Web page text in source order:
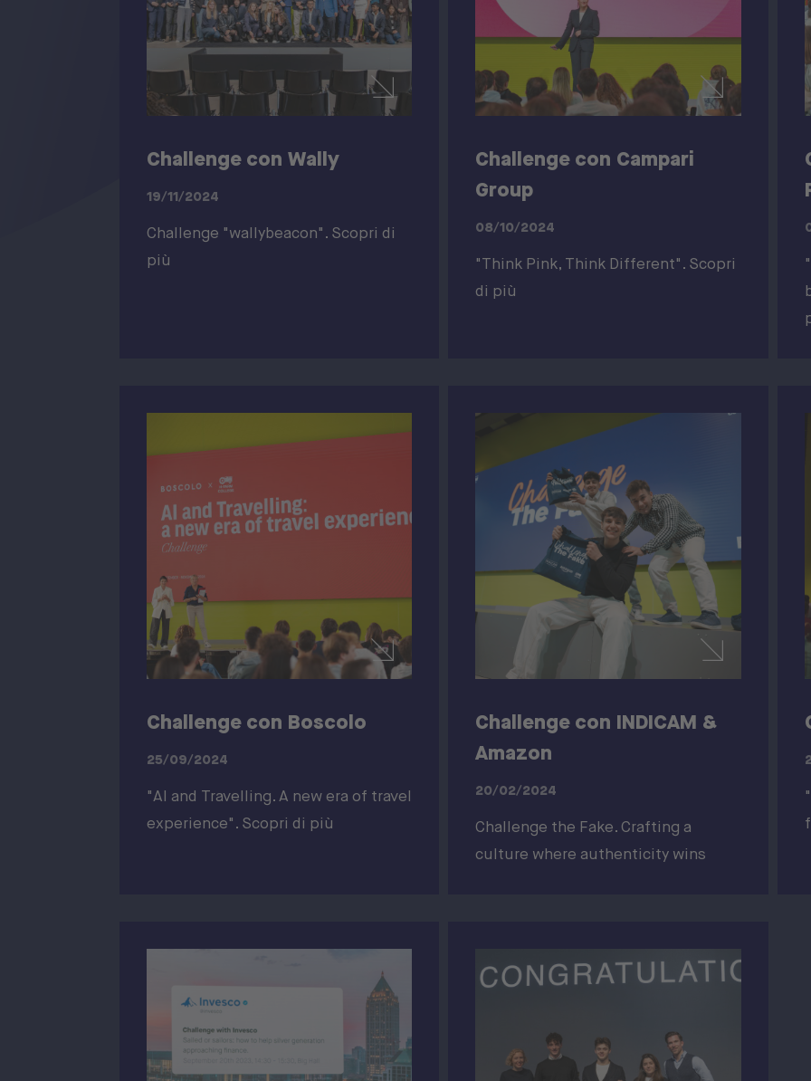
Challenge con Wally
19/11/2024
Challenge "wallybeacon". Scopri di
più
Challenge con Campari
Group
08/10/2024
"Think Pink, Think Different". Scopri
di più
Challenge con Boscolo
25/09/2024
"AI and Travelling. A new era of travel
experience". Scopri di più
Challenge con INDICAM &
Amazon
20/02/2024
Challenge the Fake. Crafting a
culture where authenticity wins